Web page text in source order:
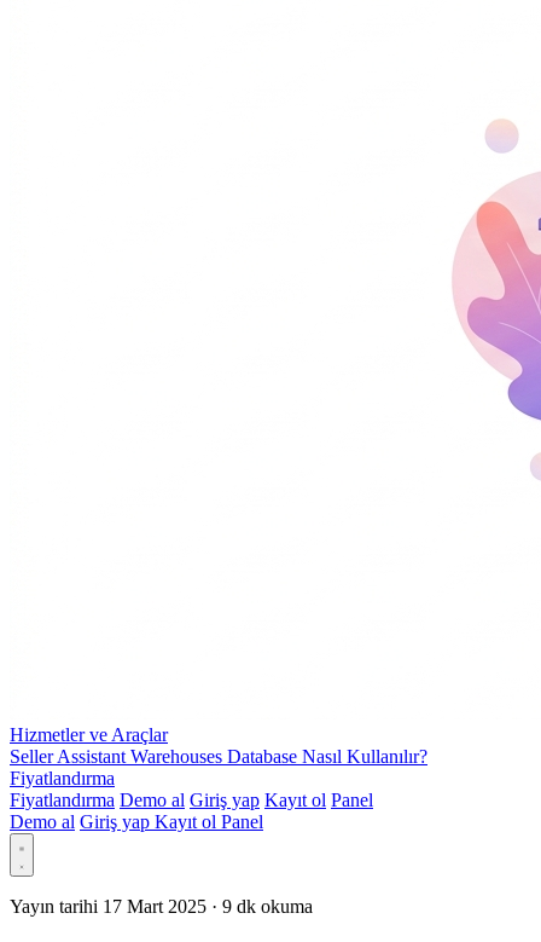
Hizmetler ve Araçlar
Seller Assistant Warehouses Database Nasıl Kullanılır?
Fiyatlandırma
Fiyatlandırma Demo al Giriş yap Kayıt ol Panel
Demo al Giriş yap Kayıt ol Panel
Yayın tarihi 17 Mart 2025 · 9 dk okuma